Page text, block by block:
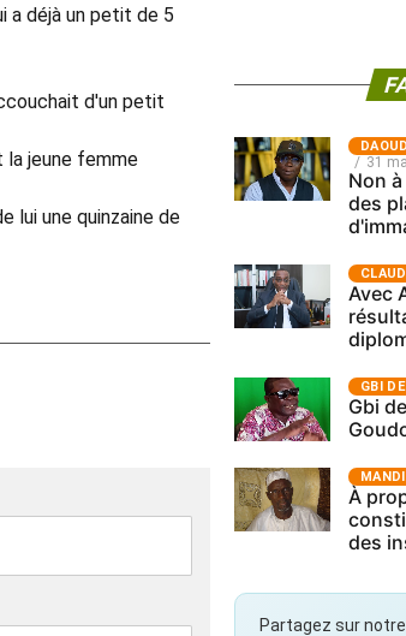
a déjà un petit de 5
d'un petit
la jeune femme
lui une quinzaine de
31
Non
des
Avec
GBI
Gbi
À
des
Partagez sur